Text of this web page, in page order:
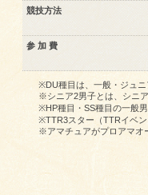
競技方法
参 加 費
※DU種目は、一般・ジュ
※シニア2男子とは、シニ
※HP種目・SS種目の一般
※TTR3スター（TTRイベ
※アマチュアがプロアマオ